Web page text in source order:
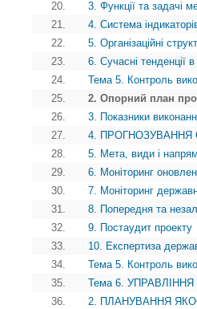
20.
3. Функції та задачі
21.
4. Система
22.
5. Організаційні
23.
6. Сучасні тенденції
24.
Тема 5. Контроль
25.
2. Опорний план
26.
3. Показники
27.
4. ПРОГНОЗУВАННЯ
28.
5. Мета, види і
29.
6. Моніторинг
30.
7. Моніторинг
31.
8. Попередня та
32.
9. Постаудит проекту
33.
10. Експертиза
34.
Тема 5. Контроль
35.
Тема 6.
36.
2. ПЛАНУВАННЯ